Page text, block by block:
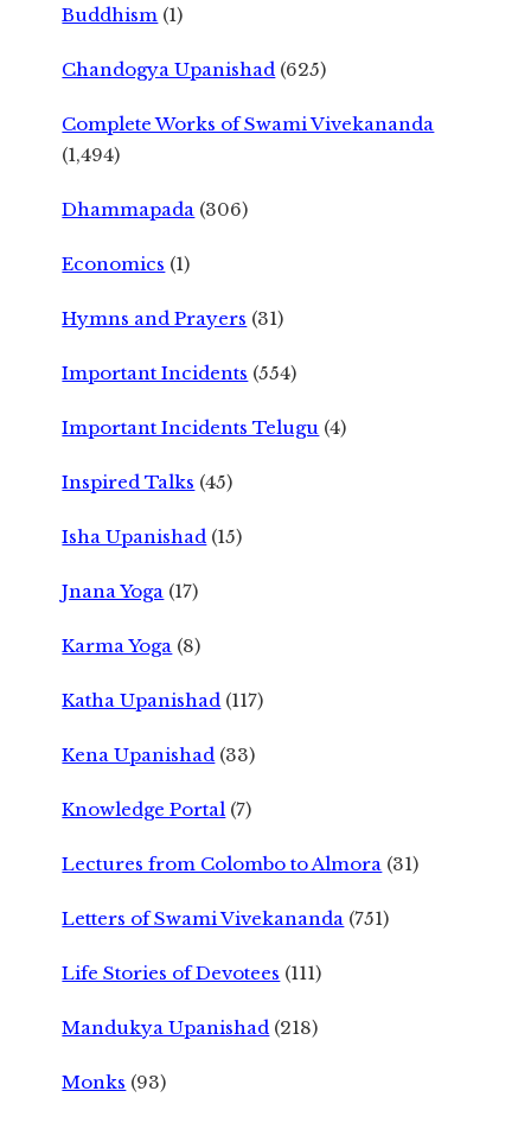
Buddhism (1)
Chandogya Upanishad (625)
Complete Works of Swami Vivekananda
(1,494)
Dhammapada (306)
Economics (1)
Hymns and Prayers (31)
Important Incidents (554)
Important Incidents Telugu (4)
Inspired Talks (45)
Isha Upanishad (15)
Jnana Yoga (17)
Karma Yoga (8)
Katha Upanishad (117)
Kena Upanishad (33)
Knowledge Portal (7)
Lectures from Colombo to Almora (31)
Letters of Swami Vivekananda (751)
Life Stories of Devotees (111)
Mandukya Upanishad (218)
Monks (93)